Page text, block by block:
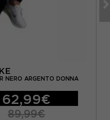
NERO ARGENTO DONNA
62,99€
89,99€